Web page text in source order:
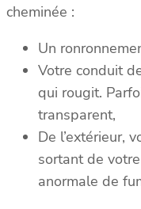
cheminée :
Un
Votre conduit
qui rougit.
transparent,
De l’extérieur,
sortant de
anormale de